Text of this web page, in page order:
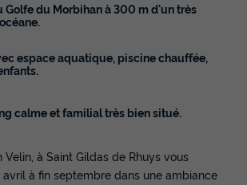
4 personnes - O'Hara 734T
Golfe du Morbihan à 300 m d'un très
espace aquatique, piscine chauffée,
calme et familial très bien situé.
Velin, à Saint Gildas de Rhuys vous
à fin septembre dans une ambiance